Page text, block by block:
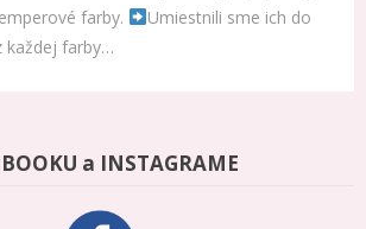
farby.
Umiestnili sme ich do
každej farby…
a INSTAGRAME